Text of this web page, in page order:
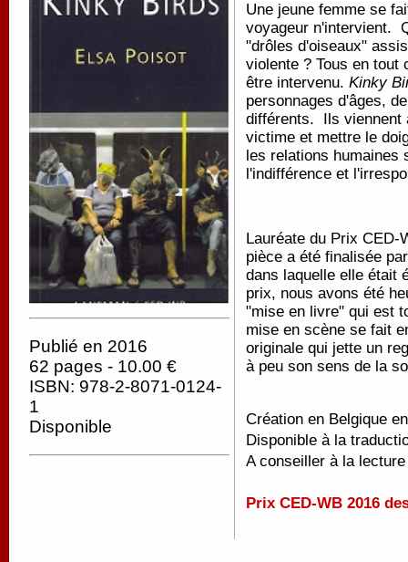
Publié en 2016
62 pages - 10.00 €
ISBN: 978-2-8071-0124-
1
Disponible
Une jeune femme se
voyageur n'intervient.
"drôles d'oiseaux"
violente ? Tous en tout
être intervenu. Kinky
personnages d'âges,
différents. Ils viennent
victime et mettre le
les relations humaines
l'indifférence et
Lauréate du Prix CED-
pièce a été finalisée
dans laquelle elle était
prix, nous avons été
"mise en livre" qui est
mise en scène se fait
originale qui jette un
à peu son sens de la
Création en Belgique
Disponible à la
A conseiller à la
Prix CED-WB 2016